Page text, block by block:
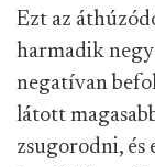
Ezt az
harmadik
negatívan
látott
zsugorodni, és